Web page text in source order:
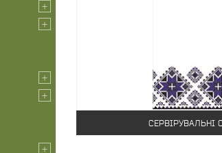
СЕРВІРУВАЛЬНІ